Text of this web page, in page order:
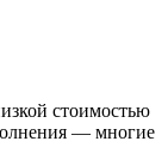
стоимостью
— многие